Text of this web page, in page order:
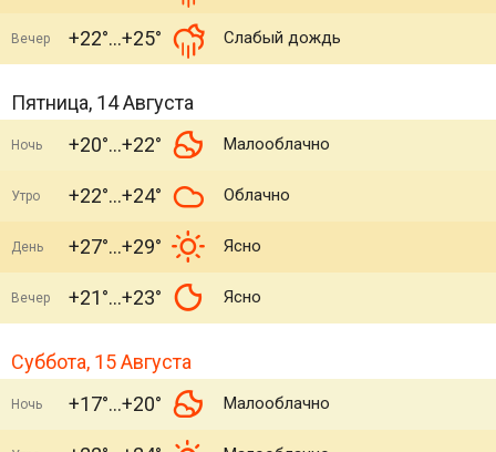
Вечер +22° +25° Слабый дождь
Пятница, 14 Августа
Ночь +20° +22° Малооблачно
Утро +22° +24° Облачно
День +27° +29° Ясно
Вечер +21° +23° Ясно
Суббота, 15 Августа
Ночь +17° +20° Малооблачно